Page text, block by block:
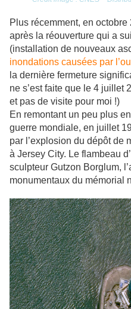
Plus récemment, en
après la réouverture qui a
(installation de nouveaux
inondations causées par
la dernière fermeture
ne s’est faite que le 4
et pas de visite pour moi !)
En remontant un peu plus
guerre mondiale, en juillet
par l’explosion du dépôt de
à Jersey City. Le flambeau
sculpteur Gutzon Borglum,
monumentaux du mémorial